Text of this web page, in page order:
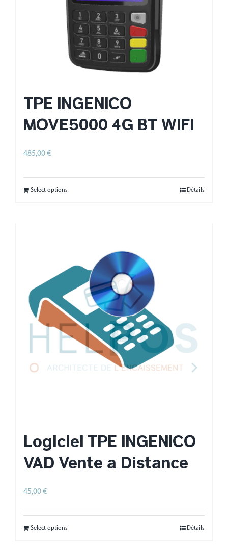
TPE INGENICO
MOVE5000 4G BT WIFI
485,00€
Select options Détails
Logiciel TPE INGENICO
VAD Vente à Distance
45,00€
Select options Détails